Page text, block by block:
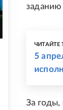
заданию
ЧИТАЙТЕ
5
За годы,